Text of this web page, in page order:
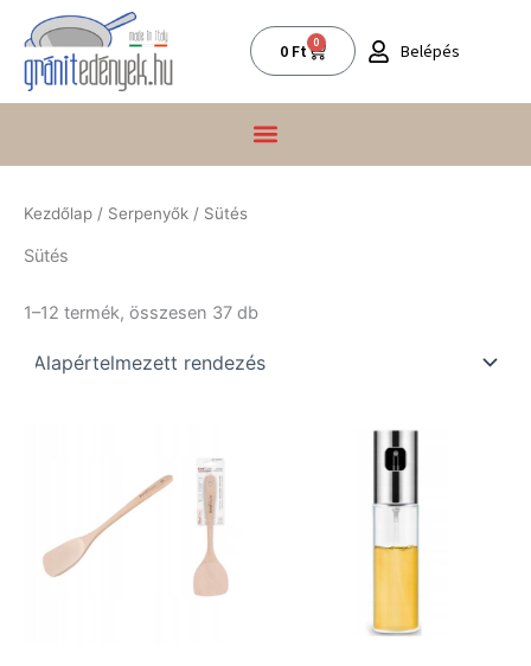
content
0 Ft 0
Kosár Belépés
Kezdőlap / Serpenyők / Sütés
Sütés
1–12 termék, összesen 37 db